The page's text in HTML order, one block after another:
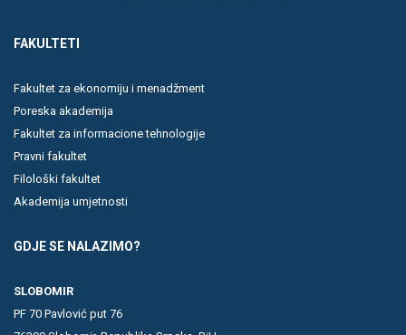
FAKULTETI
Fakultet za ekonomiju i menadžment
Poreska akademija
Fakultet za informacione tehnologije
Pravni fakultet
Filološki fakultet
Akademija umjetnosti
GDJE SE NALAZIMO?
SLOBOMIR
PF 70 Pavlović put 76